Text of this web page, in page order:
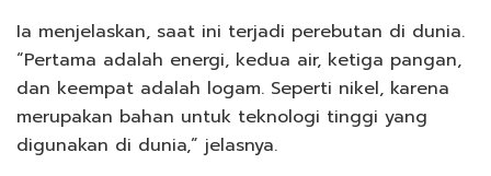
Ia menjelaskan, saat ini terjadi perebutan di dunia.
“Pertama adalah energi, kedua air, ketiga pangan,
dan keempat adalah logam. Seperti nikel, karena
merupakan bahan untuk teknologi tinggi yang
digunakan di dunia,” jelasnya.